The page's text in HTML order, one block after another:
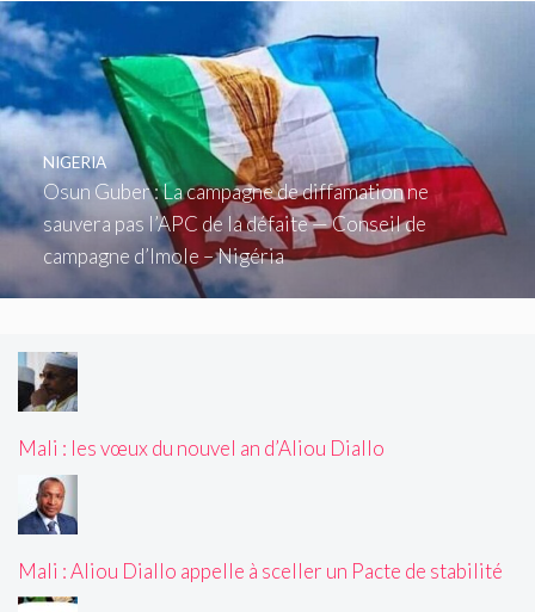
Osun Guber : La campagne de diffamation ne
sauvera pas l’APC de la défaite — Conseil de
campagne d’Imole – Nigéria
NIGERIA
Mali : les vœux du nouvel an d’Aliou Diallo
Mali : Aliou Diallo appelle à sceller un Pacte de stabilité